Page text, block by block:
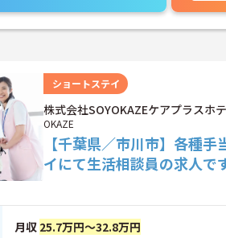
ショートステイ
株式会社SOYOKAZEケアプラスホ
OKAZE
【千葉県／市川市】各種
イにて生活相談員の求人で
月収 25.7万円～32.8万円